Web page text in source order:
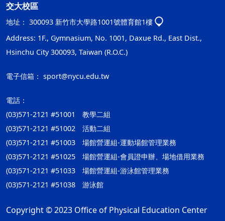
交大校區
地址： 300093 新竹市大學路1001號體育館1樓
Address: 1F., Gymnasium, No. 1001, Daxue Rd., East Dist.,
Hsinchu City 300093, Taiwan (R.O.C.)
電子信箱： sport@nycu.edu.tw
電話：
(03)571-2121 #51001 教學二組
(03)571-2121 #51002 活動二組
(03)571-2121 #51003 場館營運組-運動場館管理業務
(03)571-2121 #51025 場館營運組-會員證申辦、場地借用業務
(03)571-2121 #51033 場館營運組-游泳館管理業務
(03)571-2121 #51038 游泳館
Copyright © 2023 Office of Physical Education Center